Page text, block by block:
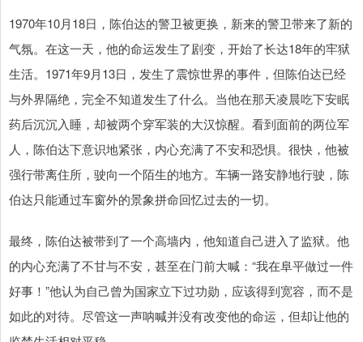
1970年10月18日，陈伯达的警卫被更换，新来的警卫带来了新的
气氛。在这一天，他的命运发生了剧变，开始了长达18年的牢狱
生活。1971年9月13日，发生了震惊世界的事件，但陈伯达已经
与外界隔绝，完全不知道发生了什么。当他在那天凌晨吃下安眠
药后沉沉入睡，却被两个穿军装的大汉惊醒。看到面前的两位军
人，陈伯达下意识地紧张，内心充满了不安和恐惧。很快，他被
强行带离住所，驶向一个陌生的地方。车辆一路安静地行驶，陈
伯达只能通过车窗外的景象拼命回忆过去的一切。
最终，陈伯达被带到了一个高墙内，他知道自己进入了监狱。他
的内心充满了不甘与不安，甚至在门前大喊：“我在阜平做过一件
好事！”他认为自己曾为国家立下过功勋，应该得到宽容，而不是
如此的对待。尽管这一声呐喊并没有改变他的命运，但却让他的